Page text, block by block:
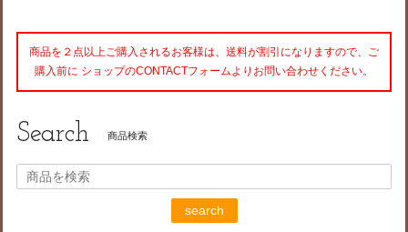
商品を２点以上ご購入されるお客様は、送料が割引になりますので、ご
購入前に ショップのCONTACTフォームよりお問い合わせください。
Search 商品検索
search